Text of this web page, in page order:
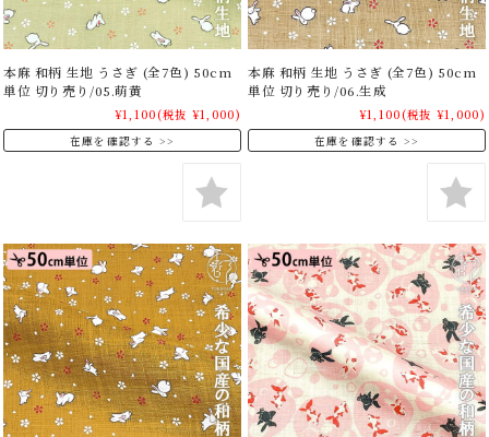
本麻 和柄 生地 うさぎ (全7色) 50cm
単位 切り売り/05.萌黄
¥1,100(税抜 ¥1,000)
在庫を確認する
本麻 和柄 生地 うさぎ (全7色) 50cm
単位 切り売り/06.生成
¥1,100(税抜 ¥1,000)
在庫を確認する